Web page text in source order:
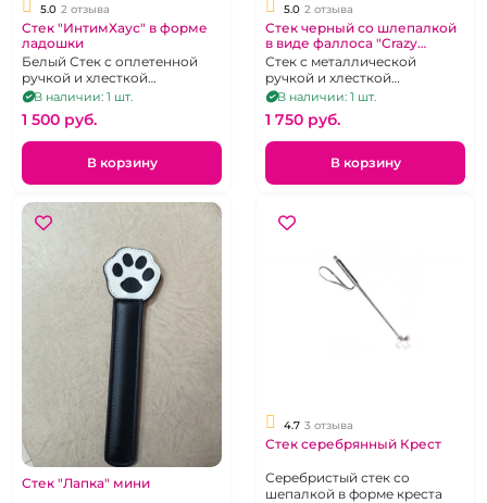
5.0 2 отзыва
Стек "ИнтимХаус" в форме
ладошки
Белый Стек с оплетенной
ручкой и хлесткой
шлепалкой на конце.
В наличии: 1 шт.
1 500 pуб.
В корзину
5.0 2 отзыва
Стек черный со шлепалкой
в виде фаллоса "Crazy
Handmade"
Стек с металлической
ручкой и хлесткой
шлепалкой на конце.
В наличии: 1 шт.
1 750 pуб.
В корзину
Стек "Лапка" мини
4.7 3 отзыва
Стек серебрянный Крест
Серебристый стек со
шепалкой в форме креста